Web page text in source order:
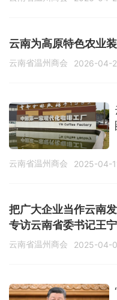
云南为高原特色农业
云南省温州商会 2026-04-
云南省温州商会 2025-04-
把广大企业当作云南
专访云南省委书记王宁
云南省温州商会 2025-04-